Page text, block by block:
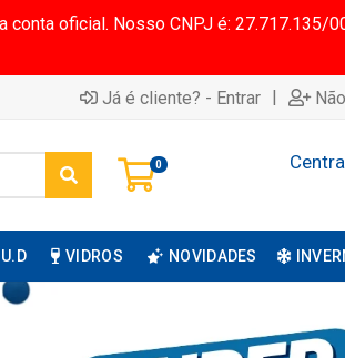
oficial. Nosso CNPJ é: 27.717.135/
Já é cliente? - Entrar |
0
U.D VIDROS NOVIDADES